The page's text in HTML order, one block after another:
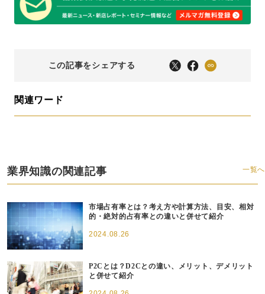
この記事をシェアする
関連ワード
業界知識の関連記事 一覧へ
市場占有率とは？考え方や計算方法、目安、相対
的・絶対的占有率との違いと併せて紹介
2024.08.26
P2Cとは？D2Cとの違い、メリット、デメリット
と併せて紹介